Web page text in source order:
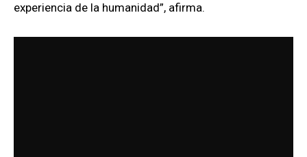
experiencia de la humanidad”, afirma.